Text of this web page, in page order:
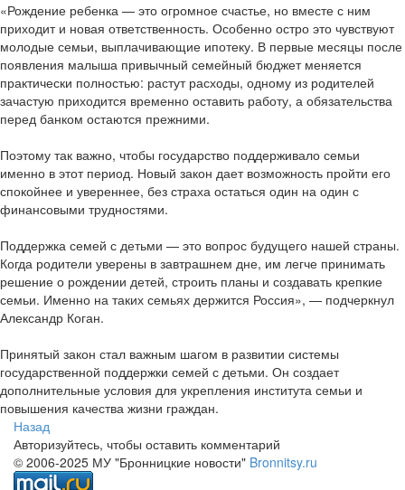
«Рождение ребенка — это огромное счастье, но вместе с ним
приходит и новая ответственность. Особенно остро это чувствуют
молодые семьи, выплачивающие ипотеку. В первые месяцы после
появления малыша привычный семейный бюджет меняется
практически полностью: растут расходы, одному из родителей
зачастую приходится временно оставить работу, а обязательства
перед банком остаются прежними.
Поэтому так важно, чтобы государство поддерживало семьи
именно в этот период. Новый закон дает возможность пройти его
спокойнее и увереннее, без страха остаться один на один с
финансовыми трудностями.
Поддержка семей с детьми — это вопрос будущего нашей страны.
Когда родители уверены в завтрашнем дне, им легче принимать
решение о рождении детей, строить планы и создавать крепкие
семьи. Именно на таких семьях держится Россия», — подчеркнул
Александр Коган.
Принятый закон стал важным шагом в развитии системы
государственной поддержки семей с детьми. Он создает
дополнительные условия для укрепления института семьи и
повышения качества жизни граждан.
Назад
Авторизуйтесь, чтобы оставить комментарий
© 2006-2025 МУ "Бронницкие новости" Bronnitsy.ru